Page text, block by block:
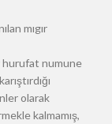
mıgır
hurufat numune
olarak
kalmamış,